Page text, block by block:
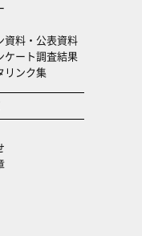
料・公表資料
ケート調査結果
リンク集